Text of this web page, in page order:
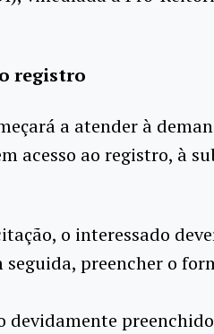
registro
a atender à
acesso ao registro, à
o interessado
seguida, preencher o
devidamente